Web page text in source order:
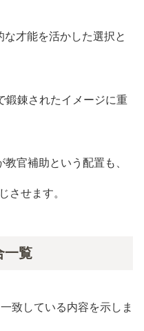
才能を活かした選択と
鍛錬されたイメージに重
官補助という配置も、
させます。
一覧
致している内容を示しま